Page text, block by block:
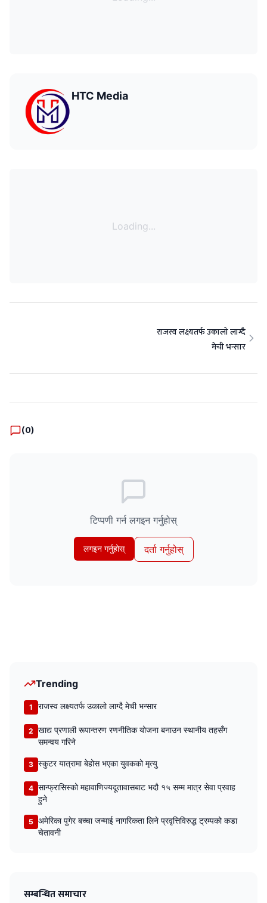
HTC Media
Loading...
राजस्व लक्ष्यतर्फ उकालो लाग्दै
मेची भन्सार
(0)
टिप्पणी गर्न लगइन गर्नुहोस्
लगइन गर्नुहोस् दर्ता गर्नुहोस्
Trending
1 राजस्व लक्ष्यतर्फ उकालो लाग्दै मेची भन्सार
2 खाद्य प्रणाली रूपान्तरण रणनीतिक योजना बनाउन स्थानीय तहसँग
समन्वय गरिने
3 स्कुटर यात्रामा बेहोस भएका युवकको मृत्यु
4 सान्फ्रासिस्को महावाणिज्यदूतावासबाट भदौ १५ सम्म मात्र सेवा प्रवाह
हुने
5 अमेरिका पुगेर बच्चा जन्माई नागरिकता लिने प्रवृत्तिविरुद्ध ट्रम्पको कडा
चेतावनी
सम्बन्धित समाचार